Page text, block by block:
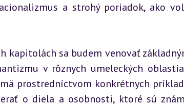
a strohý poriadok, ako
kapitolách sa budem venovať
v rôznych umeleckých
prostredníctvom konkrétnych
o diela a osobnosti, ktoré sú